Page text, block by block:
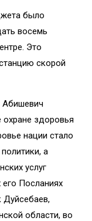
было
восемь
Это
скорой
Абишевич
здоровья
нации стало
а
услуг
Посланиях
Дуйсебаев,
области, во